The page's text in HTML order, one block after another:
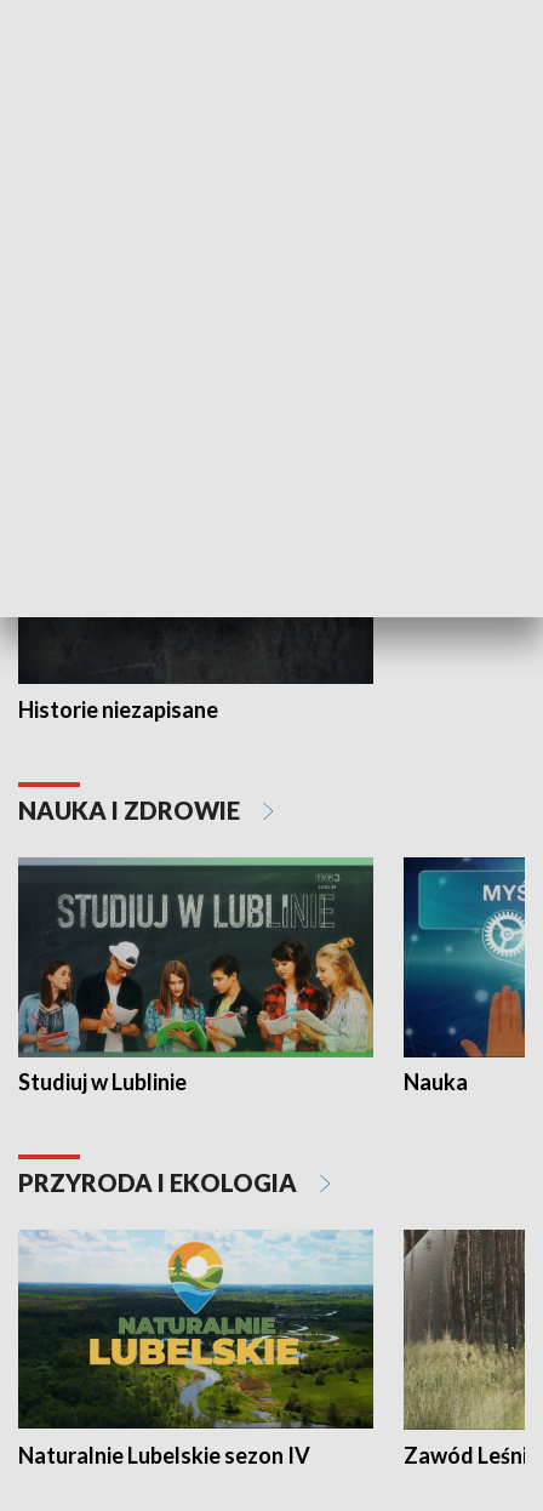
Historie niezapisane
NAUKA I ZDROWIE
Studiuj w Lublinie Nauka
PRZYRODA I EKOLOGIA
Naturalnie Lubelskie sezon IV Zawód Leśnik